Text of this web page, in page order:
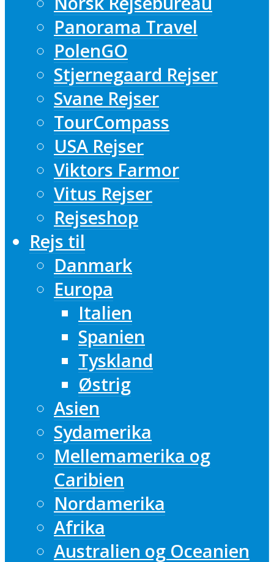
Panorama Travel
PolenGO
Stjernegaard Rejser
Svane Rejser
TourCompass
USA Rejser
Viktors Farmor
Vitus Rejser
Rejseshop
Rejs til
Danmark
Europa
Italien
Spanien
Tyskland
Østrig
Asien
Sydamerika
Mellemamerika og
Caribien
Nordamerika
Afrika
Australien og Oceanien